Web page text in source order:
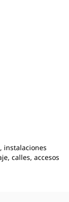
instalaciones
calles, accesos